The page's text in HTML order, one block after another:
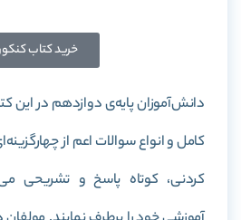
خرید کتاب
دانش‌آموزان پایه‌ی دوازدهم در این
کامل و انواع سوالات اعم از
کردنی، کوتاه پاسخ و تشریحی